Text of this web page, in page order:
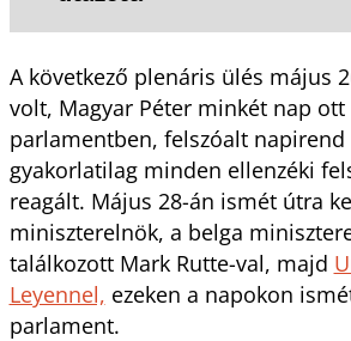
A következő plenáris ülés május
volt, Magyar Péter minkét nap ott
parlamentben, felszóalt napirend
gyakorlatilag minden ellenzéki
reagált. Május 28-án ismét útra
miniszterelnök, a belga
találkozott Mark Rutte-val, majd
Leyennel, ezeken a napokon
parlament.